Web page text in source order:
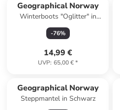
Geographical Norway
Winterboots "Oglitter" in
Braun
-76%
14,99 €
UVP: 65,00 €*
Geographical Norway
Steppmantel in Schwarz